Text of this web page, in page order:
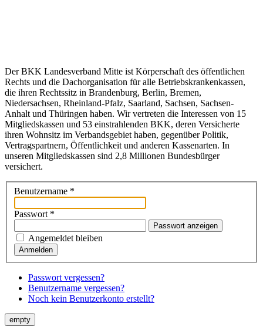
Der BKK Landesverband Mitte ist Körperschaft des öffentlichen
Rechts und die Dachorganisation für alle Betriebskrankenkassen,
die ihren Rechtssitz in Brandenburg, Berlin, Bremen,
Niedersachsen, Rheinland-Pfalz, Saarland, Sachsen, Sachsen-
Anhalt und Thüringen haben. Wir vertreten die Interessen von 15
Mitgliedskassen und 53 einstrahlenden BKK, deren Versicherte
ihren Wohnsitz im Verbandsgebiet haben, gegenüber Politik,
Vertragspartnern, Öffentlichkeit und anderen Kassenarten. In
unseren Mitgliedskassen sind 2,8 Millionen Bundesbürger
versichert.
Benutzername *
Passwort *
Passwort anzeigen
Angemeldet bleiben
Anmelden
Passwort vergessen?
Benutzername vergessen?
Noch kein Benutzerkonto erstellt?
empty